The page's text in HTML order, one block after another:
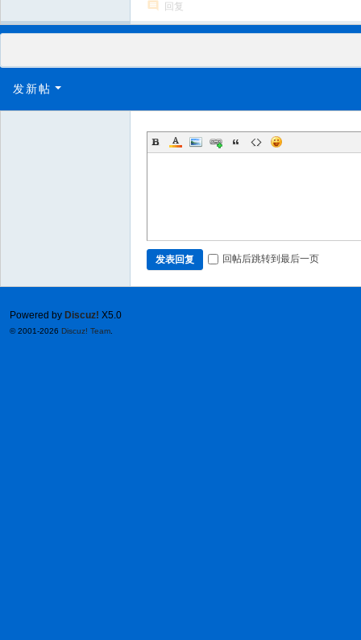
回复
发新帖
发表回复 回帖后跳转到最后一页
Powered by Discuz! X5.0
© 2001-2026 Discuz! Team